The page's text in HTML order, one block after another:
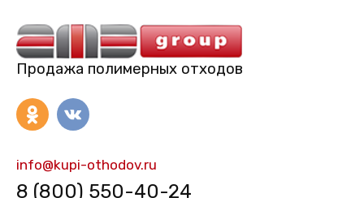
Продажа полимерных отходов
info@kupi-othodov.ru
8 (800) 550-40-24